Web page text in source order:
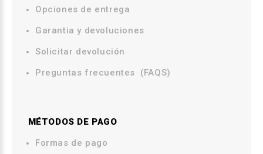
Opciones de entrega
Garantia y devoluciones
Solicitar devolución
Preguntas frecuentes (FAQS)
MÉTODOS DE PAGO
Formas de pago